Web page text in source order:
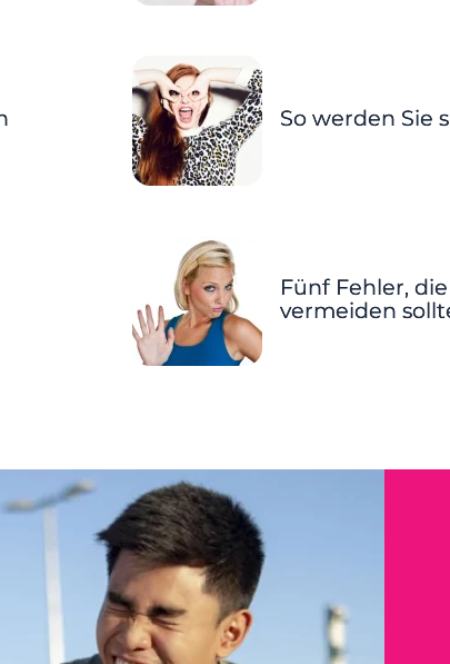
So werden Sie
Fünf Fehler, die
vermeiden